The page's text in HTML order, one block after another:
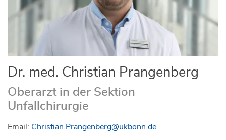
Dr. med. Christian Prangenberg
Oberarzt in der Sektion
Unfallchirurgie
Email: Christian.Prangenberg@ukbonn.de